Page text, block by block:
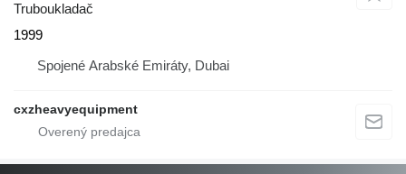
Truboukladač
1999
Spojené Arabské Emiráty, Dubai
cxzheavyequipment